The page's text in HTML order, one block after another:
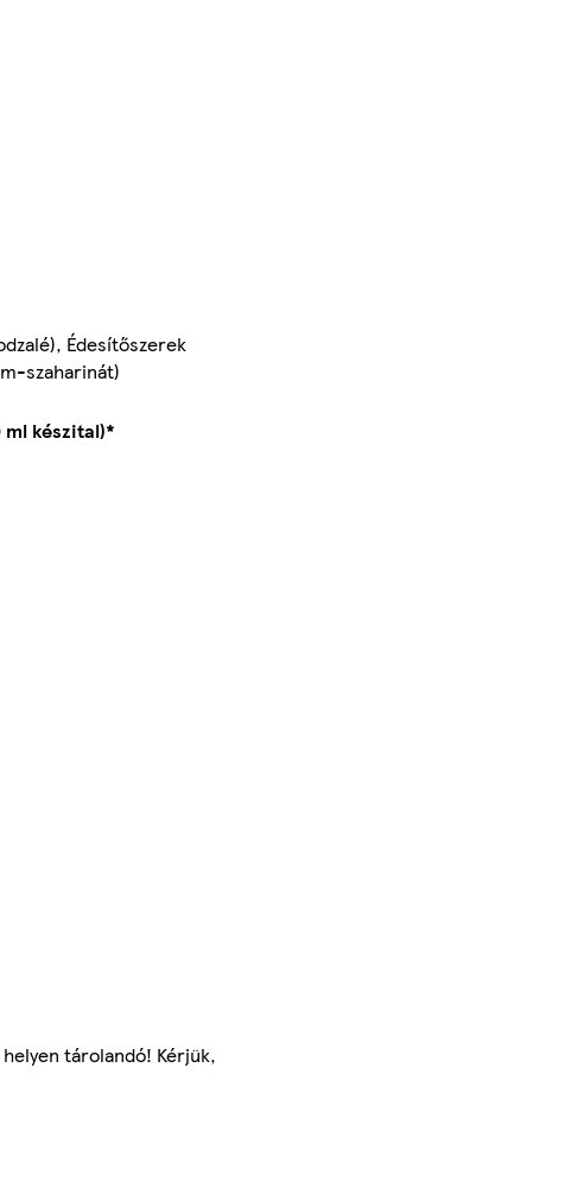
Édesítőszerek
szaharinát)
ml készital)*
tárolandó! Kérjük,